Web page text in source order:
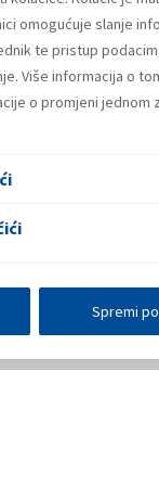
omogućuje slanje
te pristup
Više informacija o
o promjeni jednom
Spremi